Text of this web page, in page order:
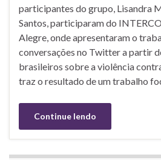
participantes do grupo, Lisandra
Santos, participaram do
Alegre, onde apresentaram o
conversações no Twitter a partir
brasileiros sobre a violência
traz o resultado de um trabalho
Continue lendo